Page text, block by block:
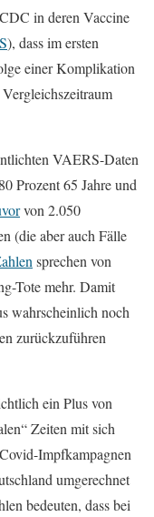
in deren Vaccine
), dass im ersten
einer Komplikation
VAERS-Daten
Prozent 65 Jahre und
von 2.050
(die aber auch Fälle
sprechen von
Tote mehr. Damit
wahrscheinlich noch
zurückzuführen
ein Plus von
Zeiten mit sich
Impfkampagnen
umgerechnet
bedeuten, dass bei